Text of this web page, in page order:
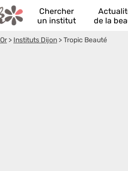
Chercher
un institut
de la
> Instituts Dijon >Tropic Beauté